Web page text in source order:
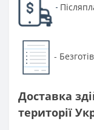
-
-
Доставка
території